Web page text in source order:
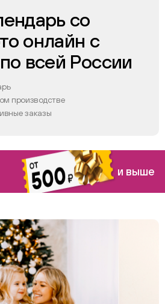
со
онлайн с
всей России
производстве
заказы
и выше